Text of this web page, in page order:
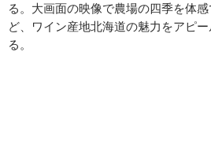
る。大画面の映像で農場の四季を体
ど、ワイン産地北海道の魅力をアピ
る。